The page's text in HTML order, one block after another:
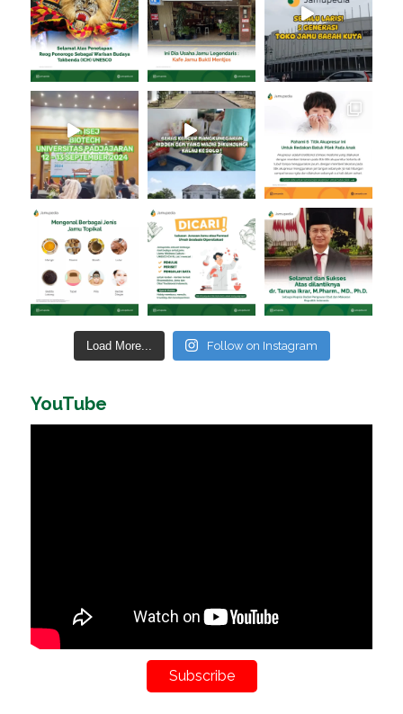
Load More... Follow on Instagram
YouTube
Subscribe